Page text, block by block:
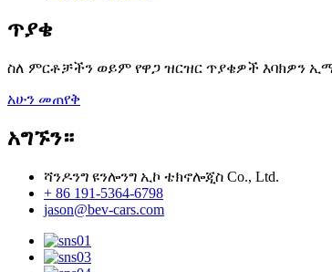
ጥያቄ
ስለ ምርቶቻችን ወይም የዋጋ ዝርዝር ጥያቄዎች እባክዎን
አሁን መጠየቅ
አግኙን።
ሻንዶንግ ዩንሎንግ ኢኮ ቴክኖሎጂስ Co., Ltd.
+ 86 191-5364-6798
jason@bev-cars.com